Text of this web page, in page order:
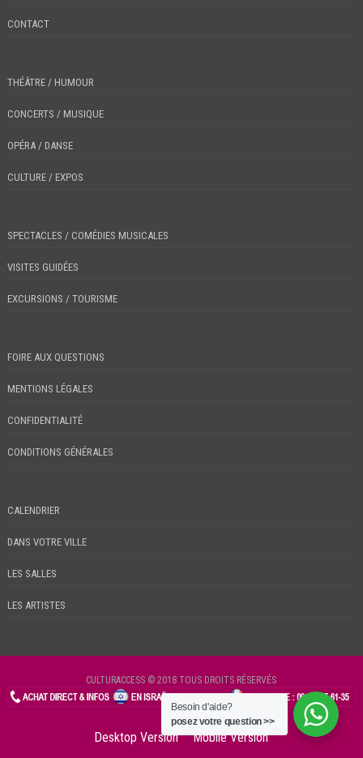
CONTACT
THÉÂTRE / HUMOUR
CONCERTS / MUSIQUE
OPÉRA / DANSE
CULTURE / EXPOS
SPECTACLES / COMÉDIES MUSICALES
VISITES GUIDÉES
EXCURSIONS / TOURISME
FOIRE AUX QUESTIONS
MENTIONS LÉGALES
CONFIDENTIALITÉ
CONDITIONS GÉNÉRALES
CALENDRIER
DANS VOTRE VILLE
LES SALLES
LES ARTISTES
CULTURACCESS © 2018 TOUS DROITS RÉSERVÉS
CHECKIN
Desktop Version Mobile Version
Besoin d'aide?
posez votre question >>